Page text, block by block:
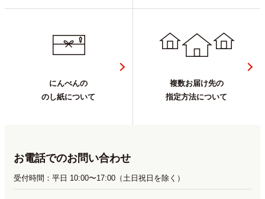
にんべんの
のし紙について
複数お届け先の
指定方法について
お電話でのお問い合わせ
受付時間：平日 10:00〜17:00（土日祝日を除く）